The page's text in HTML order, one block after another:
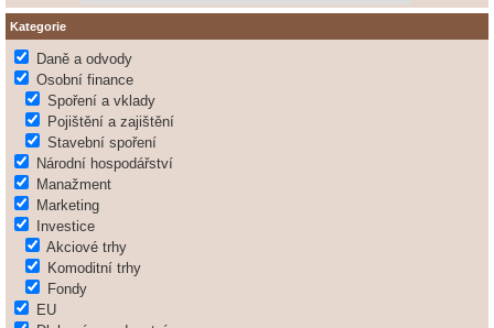
Kategorie
Daně a odvody
Osobní finance
Spoření a vklady
Pojištění a zajištění
Stavební spoření
Národní hospodářství
Manažment
Marketing
Investice
Akciové trhy
Komoditní trhy
Fondy
EU